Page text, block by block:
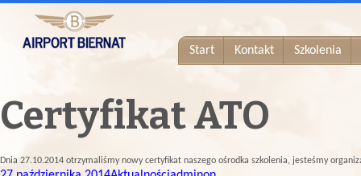
Start Kontakt Szkolenia
Certyfikat ATO
Dnia 27.10.2014 otrzymaliśmy nowy certyfikat naszego ośrodka szkolenia, jesteśmy